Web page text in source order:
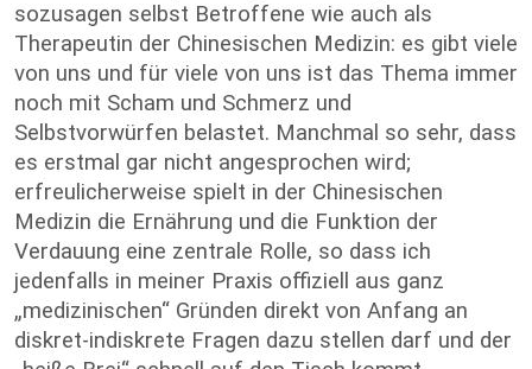
sozusagen selbst Betroffene wie auch als
Therapeutin der Chinesischen Medizin: es gibt viele
von uns und für viele von uns ist das Thema immer
noch mit Scham und Schmerz und
Selbstvorwürfen belastet. Manchmal so sehr, dass
es erstmal gar nicht angesprochen wird;
erfreulicherweise spielt in der Chinesischen
Medizin die Ernährung und die Funktion der
Verdauung eine zentrale Rolle, so dass ich
jedenfalls in meiner Praxis offiziell aus ganz
„medizinischen“ Gründen direkt von Anfang an
diskret-indiskrete Fragen dazu stellen darf und der